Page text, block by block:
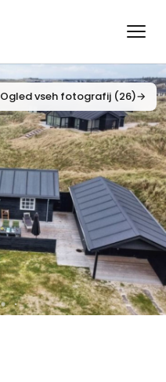
Ogled vseh fotografij (26)→